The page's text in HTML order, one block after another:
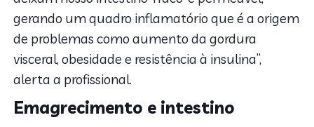
gerando um quadro inflamatório que é a origem
de problemas como aumento da gordura
visceral, obesidade e resistência à insulina”,
alerta a profissional.
Emagrecimento e intestino